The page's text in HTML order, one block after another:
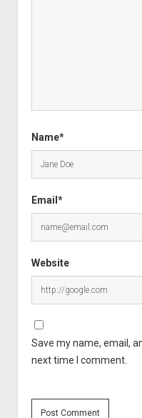
Name*
Email*
Website
Save my name, email,
next time I comment.